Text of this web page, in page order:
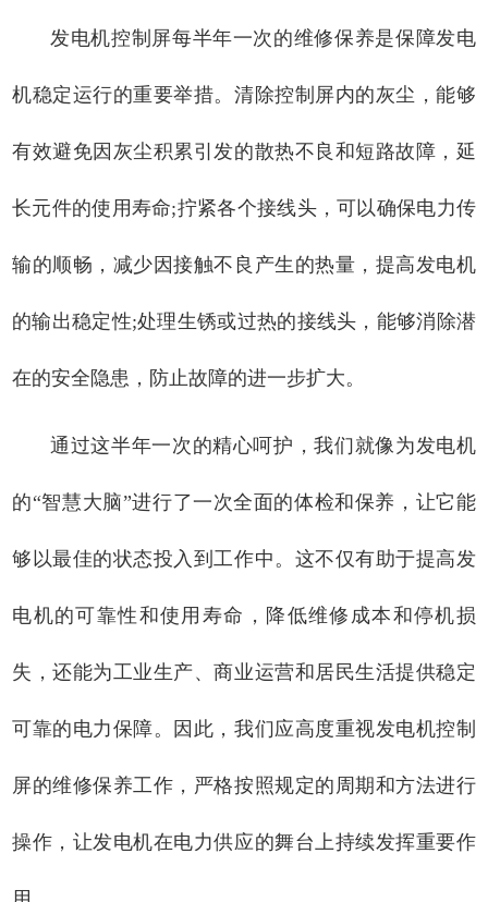
发电机控制屏每半年一次的维修保养是保障发电
机稳定运行的重要举措。清除控制屏内的灰尘，能够
有效避免因灰尘积累引发的散热不良和短路故障，延
长元件的使用寿命;拧紧各个接线头，可以确保电力传
输的顺畅，减少因接触不良产生的热量，提高发电机
的输出稳定性;处理生锈或过热的接线头，能够消除潜
在的安全隐患，防止故障的进一步扩大。
通过这半年一次的精心呵护，我们就像为发电机
的“智慧大脑”进行了一次全面的体检和保养，让它能
够以最佳的状态投入到工作中。这不仅有助于提高发
电机的可靠性和使用寿命，降低维修成本和停机损
失，还能为工业生产、商业运营和居民生活提供稳定
可靠的电力保障。因此，我们应高度重视发电机控制
屏的维修保养工作，严格按照规定的周期和方法进行
操作，让发电机在电力供应的舞台上持续发挥重要作